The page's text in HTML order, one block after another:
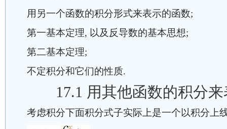
用另一个函数的积分形式来表示的函数;
第一基本定理, 以及反导数的基本思想;
第二基本定理;
不定积分和它们的性质.
17.1 用其他函数的积分
考虑积分下面积分式子实际上是一个以积分上